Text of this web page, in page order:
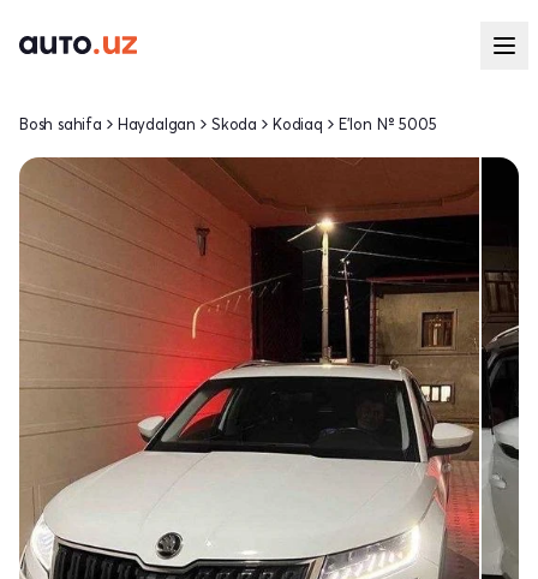
Bosh sahifa Haydalgan Skoda Kodiaq E'lon № 5005